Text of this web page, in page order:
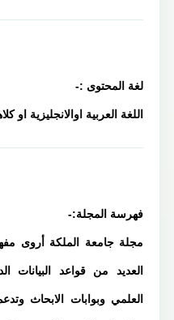
لغة المحتوى :-
اللغة العربية اوالانجليزية او
فهرسة المجلة:-
العديد من قواعد البيانات
العلمي وبوابات الابحاث